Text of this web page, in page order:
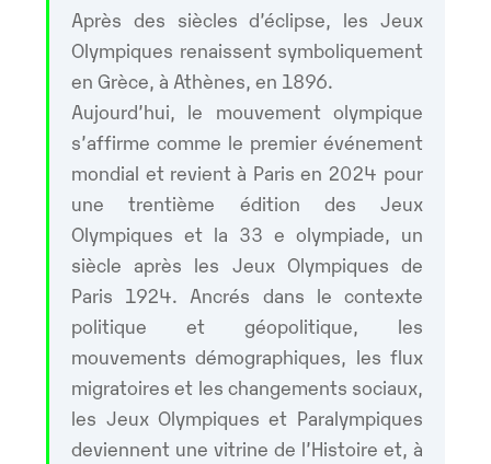
Après des siècles d’éclipse, les Jeux
Olympiques renaissent symboliquement
en Grèce, à Athènes, en 1896.
Aujourd’hui, le mouvement olympique
s’affirme comme le premier événement
mondial et revient à Paris en 2024 pour
une trentième édition des Jeux
Olympiques et la 33 e olympiade, un
siècle après les Jeux Olympiques de
Paris 1924. Ancrés dans le contexte
politique et géopolitique, les
mouvements démographiques, les flux
migratoires et les changements sociaux,
les Jeux Olympiques et Paralympiques
deviennent une vitrine de l’Histoire et, à